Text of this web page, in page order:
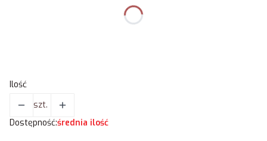
Ilość
szt.
Dostępność:średnia ilość